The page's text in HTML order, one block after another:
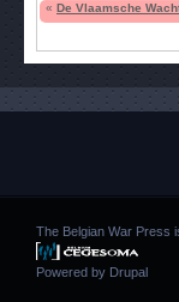
« De Vlaamsche
The Belgian War Press
Powered by Drupal